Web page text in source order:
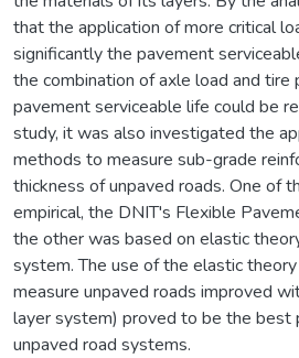
that the application of more critical
significantly the pavement
the combination of axle load and tire
pavement serviceable life could be
study, it was also investigated the
methods to measure sub-grade
thickness of unpaved roads. One of
empirical, the DNIT's Flexible
the other was based on elastic
system. The use of the elastic
measure unpaved roads improved
layer system) proved to be the best
unpaved road systems.